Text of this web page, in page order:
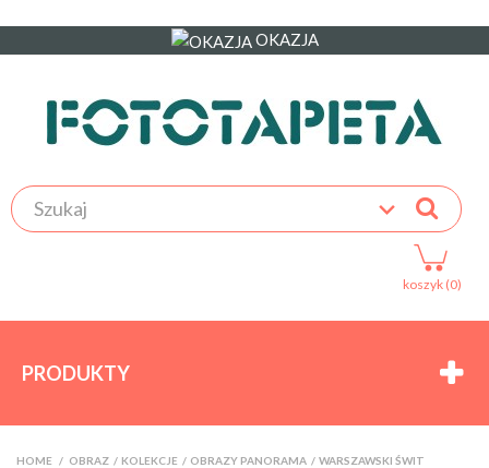
OKAZJA
koszyk (0)
PRODUKTY
HOME OBRAZ >KOLEKCJE >OBRAZY PANORAMA >WARSZAWSKI ŚWIT